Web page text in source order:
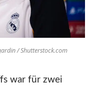
/ Shutterstock.com
war für zwei